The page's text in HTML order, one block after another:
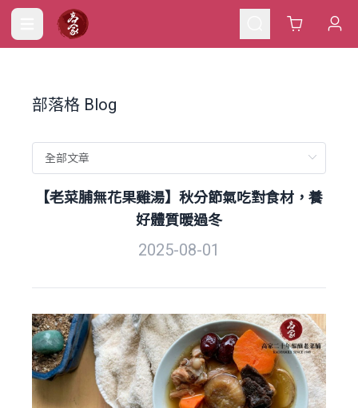
Cart
部落格 Blog
【老菜脯無花果雞湯】秋分節氣吃對食材，養
好體質暖過冬
2025-08-01